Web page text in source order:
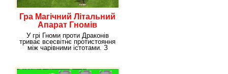
Гра Магічний Літальний
Апарат Гномів
У грі Гноми проти Драконів
триває всесвітнє протистояння
між чарівними істотами. З